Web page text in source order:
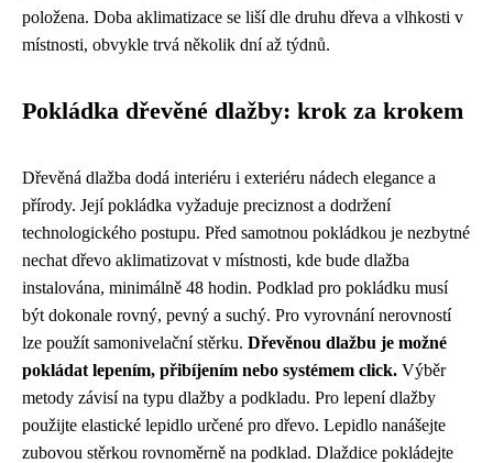
položena. Doba aklimatizace se liší dle druhu dřeva a vlhkosti v
místnosti, obvykle trvá několik dní až týdnů.
Pokládka dřevěné dlažby: krok za krokem
Dřevěná dlažba dodá interiéru i exteriéru nádech elegance a
přírody. Její pokládka vyžaduje preciznost a dodržení
technologického postupu. Před samotnou pokládkou je nezbytné
nechat dřevo aklimatizovat v místnosti, kde bude dlažba
instalována, minimálně 48 hodin. Podklad pro pokládku musí
být dokonale rovný, pevný a suchý. Pro vyrovnání nerovností
lze použít samonivelační stěrku. Dřevěnou dlažbu je možné
pokládat lepením, přibíjením nebo systémem click. Výběr
metody závisí na typu dlažby a podkladu. Pro lepení dlažby
použijte elastické lepidlo určené pro dřevo. Lepidlo nanášejte
zubovou stěrkou rovnoměrně na podklad. Dlaždice pokládejte